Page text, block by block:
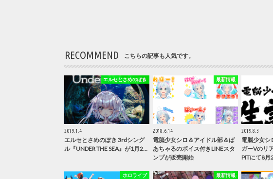
RECOMMEND こちらの記事も人気です。
エルセとさめのぽき
2019.1.4
エルセとさめのぽき 3rdシング
ル『UNDER THE SEA』が1月2…
最新情報
2018.6.14
電脳少女シロ＆アイドル部＆ば
あちゃるのボイス付きLINEスタ
ンプが販売開始
2019.8.3
電脳少女シ
ガーVのリ
PITにて8月
ホロライブ 最新情報